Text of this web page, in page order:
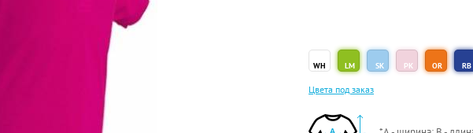
WH LM SK PK OR RB
Цвета под заказ